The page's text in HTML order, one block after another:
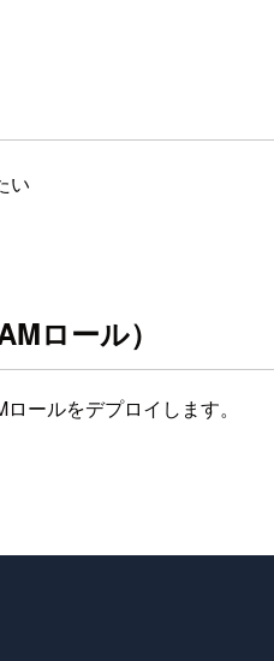
い
ロール）
ールをデプロイします。